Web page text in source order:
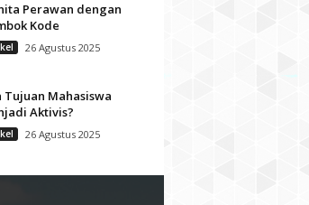
Perawan dengan
Kode
26 Agustus 2025
Tujuan Mahasiswa
Aktivis?
26 Agustus 2025